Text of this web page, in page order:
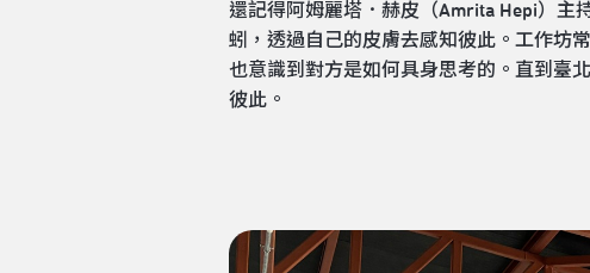
還記得阿姆麗塔．赫皮（Amrita Hepi）主
蚓，透過自己的皮膚去感知彼此。工作坊
也意識到對方是如何具身思考的。直到臺
彼此。